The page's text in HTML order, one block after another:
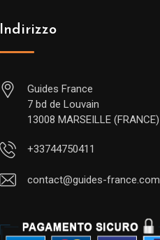
Indirizzo
Guides France
7 bd de Louvain
13008 MARSEILLE (FRANCE)
+33744750411
contact@guides-france.com